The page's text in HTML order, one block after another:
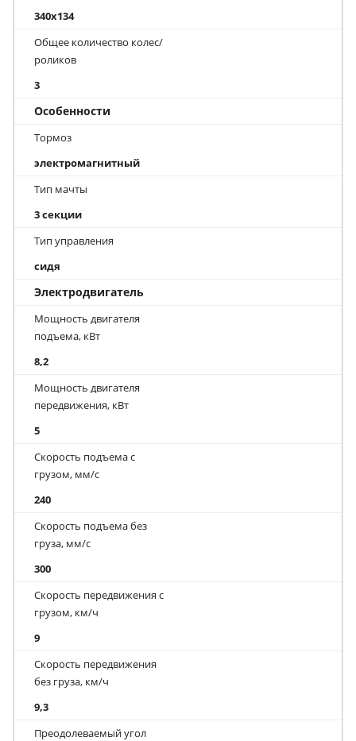
340x134
Общее количество колес/
роликов
3
Особенности
Тормоз
электромагнитный
Тип мачты
3 секции
Тип управления
сидя
Электродвигатель
Мощность двигателя
подъема, кВт
8,2
Мощность двигателя
передвижения, кВт
5
Скорость подъема с
грузом, мм/с
240
Скорость подъема без
груза, мм/с
300
Скорость передвижения с
грузом, км/ч
9
Скорость передвижения
без груза, км/ч
9,3
Преодолеваемый угол